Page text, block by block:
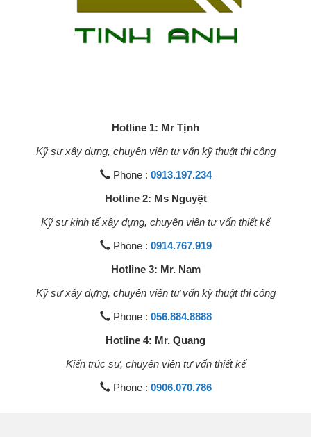
Hotline 1: Mr Tịnh
Kỹ sư xây dựng, chuyên viên tư vấn kỹ thuật thi công
Phone : 0913.197.234
Hotline 2: Ms Nguyệt
Kỹ sư kinh tế xây dựng, chuyên viên tư vấn thiết kế
Phone : 0914.767.919
Hotline 3: Mr. Nam
Kỹ sư xây dựng, chuyên viên tư vấn kỹ thuật thi công
Phone : 056.884.8888
Hotline 4: Mr. Quang
Kiến trúc sư, chuyên viên tư vấn thiết kế
Phone : 0906.070.786